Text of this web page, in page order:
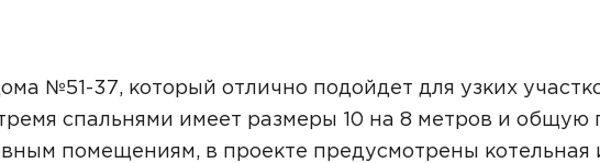
№51-37, который отлично подойдет для узких
спальнями имеет размеры 10 на 8 метров и общую
помещениям, в проекте предусмотрены котельная